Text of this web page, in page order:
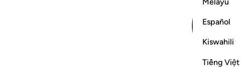
Español
Kiswahili
Tiếng Việt